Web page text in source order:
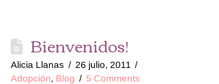
Bienvenidos!
Alicia Llanas
26 julio, 2011
Adopción, Blog 5 Comments